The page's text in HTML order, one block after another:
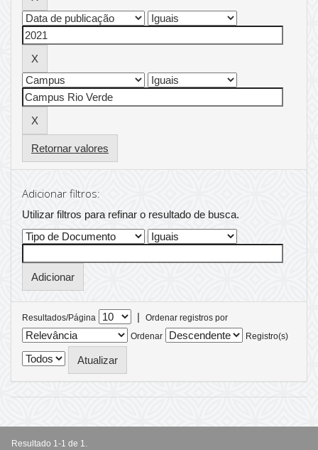
Retornar valores
Adicionar filtros:
Utilizar filtros para refinar o resultado de busca.
Resultados/Página |
Ordenar registros por
Ordenar
Registro(s)
Resultado 1-1 de 1.